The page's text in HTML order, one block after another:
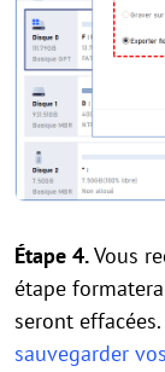
Étape 4.Vous
étape
seront
sauvegarder